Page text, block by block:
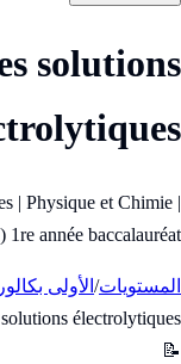
solutions
| Physique et Chimie |
1re année baccalauréat (الأولى باك)
المستويات/ الأولى
électrolytiques
📝